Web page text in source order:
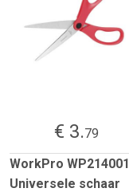
€ 3.79
WorkPro WP214001
Universele schaar